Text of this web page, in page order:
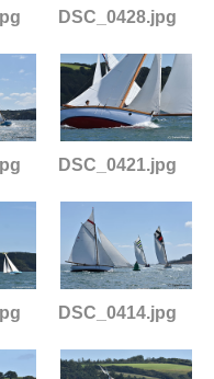
DSC_0428.jpg
DSC_0421.jpg
DSC_0414.jpg